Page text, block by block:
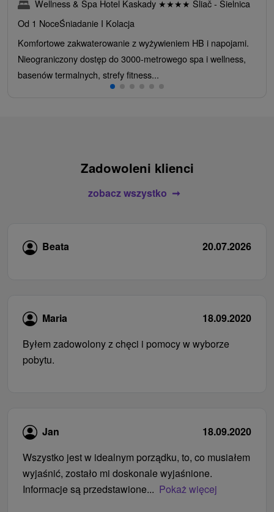
Wellness & Spa Hotel Kaskady ★★★★ Sliač - Sielnica
Od 1 NoceŚniadanie I Kolacja
Komfortowe zakwaterowanie z wyżywieniem HB i napojami.
Nieograniczony dostęp do 3000-metrowego spa i wellness,
basenów termalnych, strefy fitness...
Zadowoleni klienci
zobacz wszystko
Beata 20.07.2026
Maria
18.09.2020
Byłem zadowolony z chęci i pomocy w wyborze
pobytu.
Jan
18.09.2020
Wszystko jest w idealnym porządku, to, co musiałem
wyjaśnić, zostało mi doskonale wyjaśnione.
Informacje są przedstawione... Pokaż więcej